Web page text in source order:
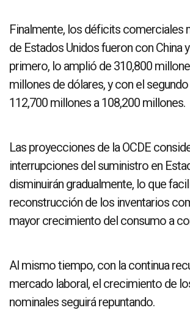
Finalmente, los déficits comerciales
de Estados Unidos fueron con China
primero, lo amplió de 310,800
millones de dólares, y con el
112,700 millones a 108,200 millones.
Las proyecciones de la OCDE
interrupciones del suministro en
disminuirán gradualmente, lo que
reconstrucción de los inventarios
mayor crecimiento del consumo a
Al mismo tiempo, con la continua
mercado laboral, el crecimiento de
nominales seguirá repuntando.